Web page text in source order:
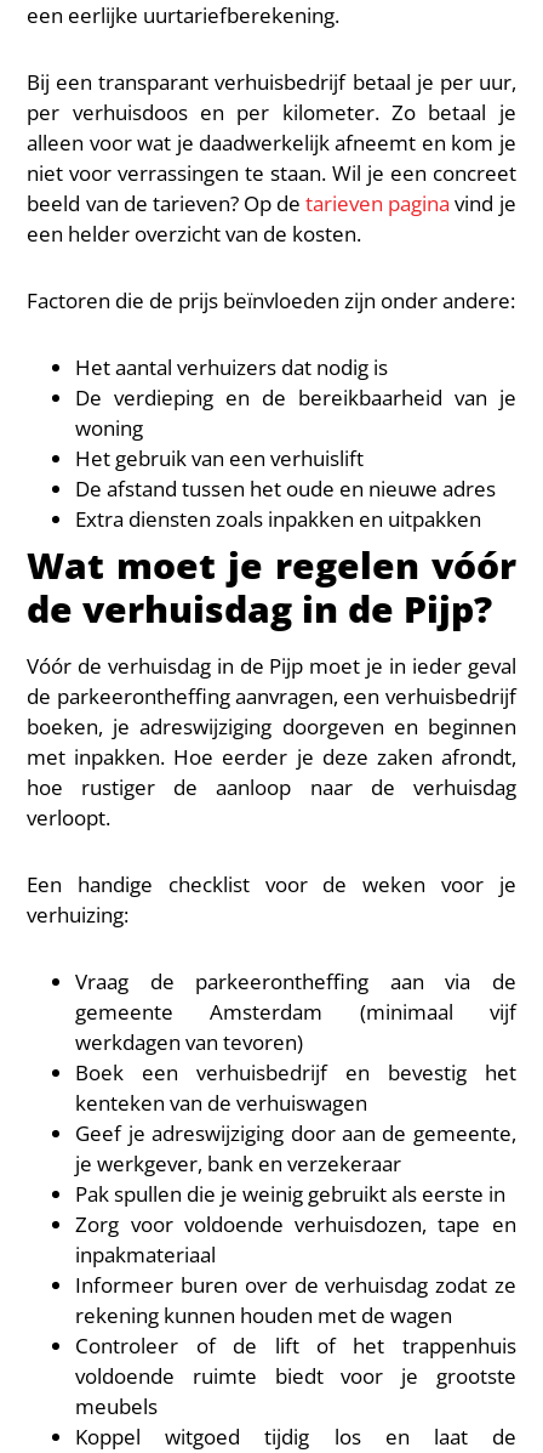
een eerlijke uurtariefberekening.
Bij een transparant verhuisbedrijf betaal je per uur,
per verhuisdoos en per kilometer. Zo betaal je
alleen voor wat je daadwerkelijk afneemt en kom je
niet voor verrassingen te staan. Wil je een concreet
beeld van de tarieven? Op detarieven pagina vind je
een helder overzicht van de kosten.
Factoren die de prijs beïnvloeden zijn onder andere:
Het aantal verhuizers dat nodig is
De verdieping en de bereikbaarheid van je
woning
Het gebruik van een verhuislift
De afstand tussen het oude en nieuwe adres
Extra diensten zoals inpakken en uitpakken
Wat moet je regelen vóór
de verhuisdag in de Pijp?
Vóór de verhuisdag in de Pijp moet je in ieder geval
de parkeerontheffing aanvragen, een verhuisbedrijf
boeken, je adreswijziging doorgeven en beginnen
met inpakken. Hoe eerder je deze zaken afrondt,
hoe rustiger de aanloop naar de verhuisdag
verloopt.
Een handige checklist voor de weken voor je
verhuizing:
Vraag de parkeerontheffing aan via de
gemeente Amsterdam (minimaal vijf
werkdagen van tevoren)
Boek een verhuisbedrijf en bevestig het
kenteken van de verhuiswagen
Geef je adreswijziging door aan de gemeente,
je werkgever, bank en verzekeraar
Pak spullen die je weinig gebruikt als eerste in
Zorg voor voldoende verhuisdozen, tape en
inpakmateriaal
Informeer buren over de verhuisdag zodat ze
rekening kunnen houden met de wagen
Controleer of de lift of het trappenhuis
voldoende ruimte biedt voor je grootste
meubels
Koppel witgoed tijdig los en laat de